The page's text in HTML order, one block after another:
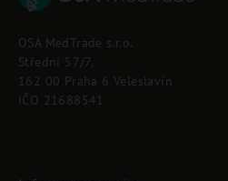
OSA MedTrade s.r.o.
Střední 57/7,
162 00 Praha 6 Veleslavín
IČO 21688541